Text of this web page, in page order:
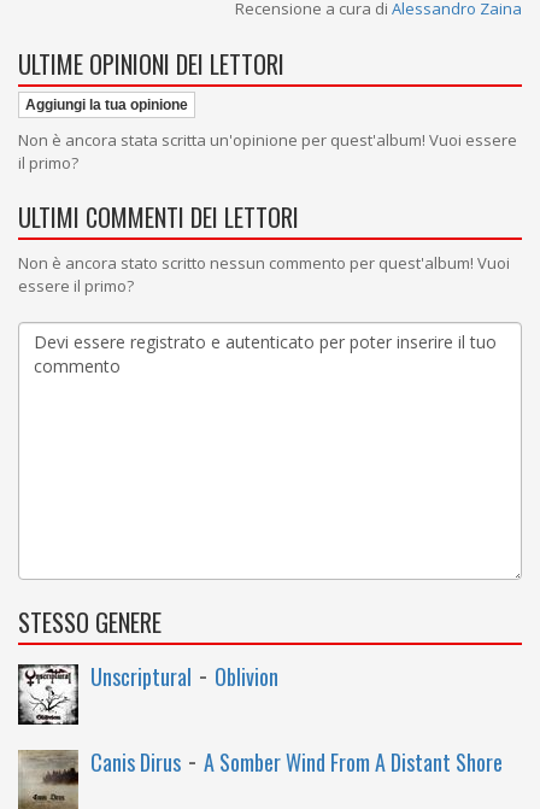
Recensione a cura di Alessandro Zaina
ULTIME OPINIONI DEI LETTORI
Aggiungi la tua opinione
Non è ancora stata scritta un'opinione per quest'album! Vuoi essere
il primo?
ULTIMI COMMENTI DEI LETTORI
Non è ancora stato scritto nessun commento per quest'album! Vuoi
essere il primo?
STESSO GENERE
Unscriptural - Oblivion
Canis Dirus - A Somber Wind From A Distant Shore